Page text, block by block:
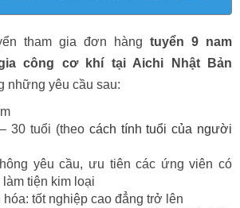
tham gia đơn hàng tuyển 9 nam
công cơ khí tại Aichi Nhật Bản
những yêu cầu sau:
30 tuổi (theo cách tính tuổi của người
yêu cầu, ưu tiên các ứng viên có
làm tiện kim loại
hóa: tốt nghiệp cao đẳng trở lên